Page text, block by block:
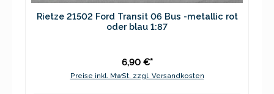
Rietze 21502 Ford Transit 06 Bus -metallic rot
oder blau 1:87
6,90 €*
Preise inkl. MwSt. zzgl. Versandkosten